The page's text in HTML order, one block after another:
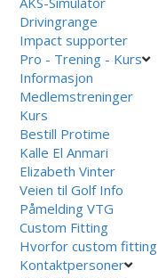
Drivingrange
Impact supporter
Pro - Trening - Kurs
Informasjon
Medlemstreninger
Kurs
Bestill Protime
Kalle El Anmari
Elizabeth Vinter
Veien til Golf Info
Påmelding VTG
Custom Fitting
Hvorfor custom fitting
Kontaktpersoner